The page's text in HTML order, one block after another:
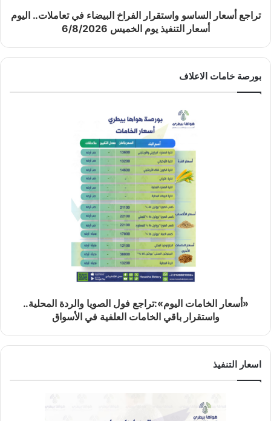
تراجع أسعار الساسو واستقرار الفراخ البيضاء في تعاملات.. اليوم
أسعار التنفيذ يوم الخميس 6/8/2026
بورصة خامات الاعلاف
«أسعار الخامات اليوم»:تراجع فول الصويا والردة المحلية..
واستقرار باقي الخامات العلفية في الأسواق
اسعار التنفيذ